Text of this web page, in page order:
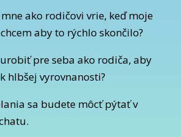
mne ako rodičovi vrie, keď moje
aby to rýchlo skončilo?
pre seba ako rodiča, aby
hlbšej vyrovnanosti?
sa budete môcť pýtať v